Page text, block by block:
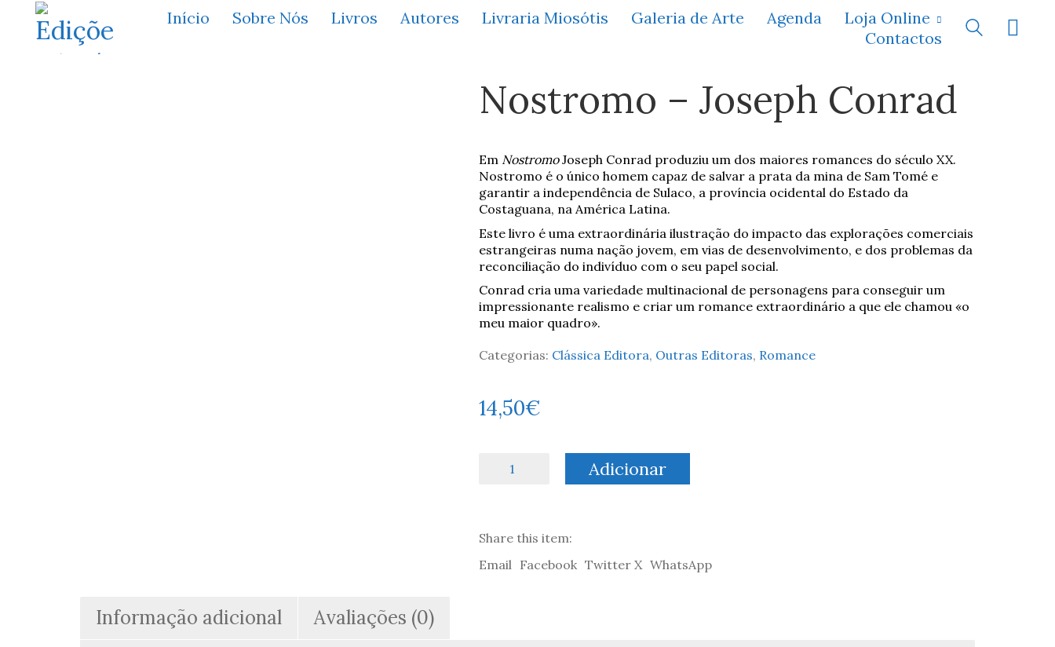
Início Sobre Nós Livros Autores Livraria Miosótis Galeria de Arte Agenda
Loja Online
Contactos
Nostromo – Joseph Conrad
Em NostromoJoseph Conrad produziu um dos maiores romances do século XX.
Nostromo é o único homem capaz de salvar a prata da mina de Sam Tomé e
garantir a independência de Sulaco, a província ocidental do Estado da
Costaguana, na América Latina.
Este livro é uma extraordinária ilustração do impacto das explorações comerciais
estrangeiras numa nação jovem, em vias de desenvolvimento, e dos problemas da
reconciliação do indivíduo com o seu papel social.
Conrad cria uma variedade multinacional de personagens para conseguir um
impressionante realismo e criar um romance extraordinário a que ele chamou «o
meu maior quadro».
Categorias: Clássica Editora, Outras Editoras, Romance
14,50€
Conrad
Adicionar
Share this item:
Email Facebook Twitter X WhatsApp
Informação adicional Avaliações (0)